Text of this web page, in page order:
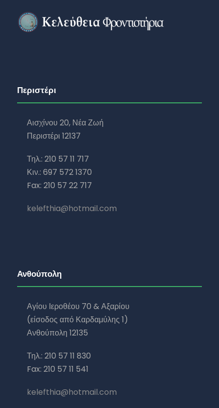
Περιστέρι
Αισχίνου 20, Νέα Ζωή
Περιστέρι 12137
Τηλ.: 210 57 11 717
Κιν.: 697 572 1370
Fax: 210 57 22 717
kelefthia@hotmail.com
Ανθούπολη
Αγίου Ιεροθέου 70 & Αξαρίου
(είσοδος από Καρδαμύλης 1)
Ανθούπολη 12135
Τηλ.: 210 57 11 830
Fax: 210 57 11 541
kelefthia@hotmail.com